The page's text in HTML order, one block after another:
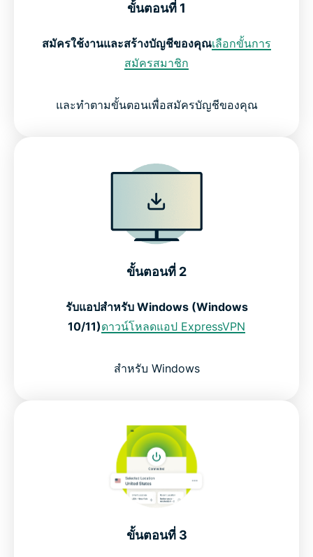
ขั้นตอนที่ 1
สมัครใช้งานและสร้างบัญชีของคุณเลือกขั้นการ
สมัครสมาชิก
และทำตามขั้นตอนเพื่อสมัครบัญชีของคุณ
ขั้นตอนที่ 2
รับแอปสำหรับ Windows (Windows
10/11)ดาวน์โหลดแอป ExpressVPN
สำหรับ Windows
ขั้นตอนที่ 3